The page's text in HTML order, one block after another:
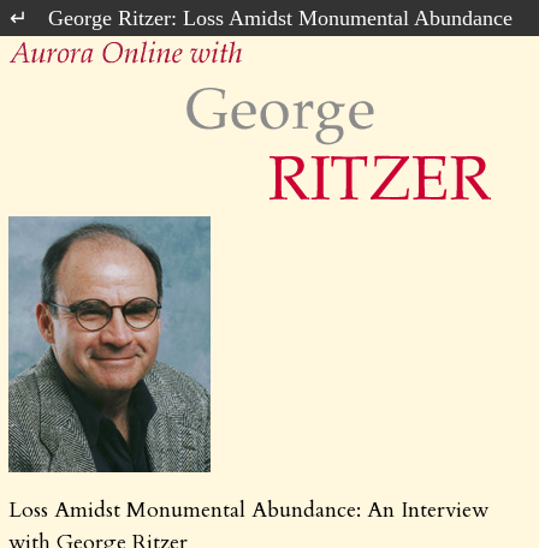
George Ritzer: Loss Amidst Monumental Abundance